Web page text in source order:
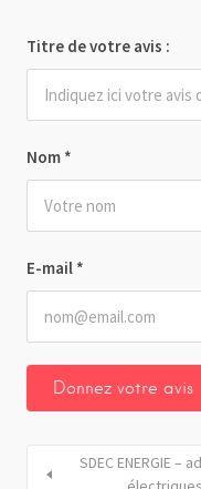
Nom *
E-mail *
Titre de votre avis :
SDEC ENERGIE